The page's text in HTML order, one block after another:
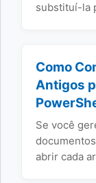
substituí-la
Como
Antigos
Se você
abrir cada